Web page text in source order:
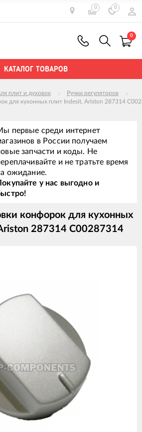
0 0
0
КАТАЛОГ ТОВАРОВ
плит и духовок
Ручки регуляторов
для кухонных плит Indesit, Ariston 287314
первые среди интернет
в России получаем
запчасти и коды. Не
и не тратьте время
ожидание.
у нас выгодно и
конфорок для кухонных
287314 C00287314